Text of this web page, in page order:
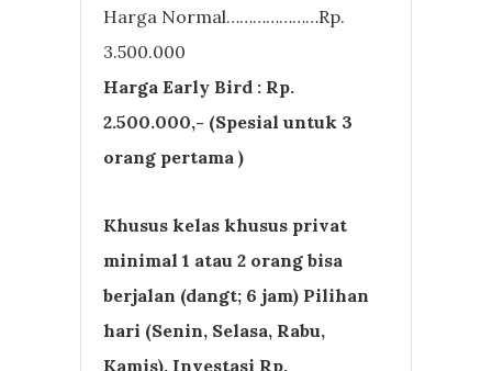
Harga Normal…………………Rp.
3.500.000
Harga Early Bird : Rp.
2.500.000,- (Spesial untuk 3
orang pertama )
Khusus kelas khusus privat
minimal 1 atau 2 orang bisa
berjalan (dangt; 6 jam) Pilihan
hari (Senin, Selasa, Rabu,
Kamis). Investasi Rp.